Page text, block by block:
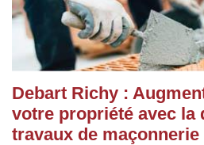
Debart Richy :
votre propriété avec la
travaux de maçonnerie